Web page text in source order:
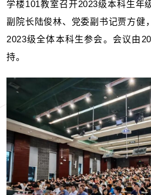
学楼101教室召开2023级本科生年
副院长陆俊林、党委副书记贾方健
2023级全体本科生参会。会议由
持。